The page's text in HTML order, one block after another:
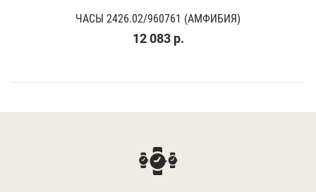
ЧАСЫ 2426.02/960761 (АМФИБИЯ)
12 083 р.